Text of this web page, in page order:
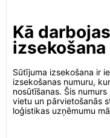
Kā
Sūtījuma izsekošana ir
izsekošanas numuru,
nosūtīšanas. Šis
vietu un pārvietošanās
loģistikas uzņēmumu